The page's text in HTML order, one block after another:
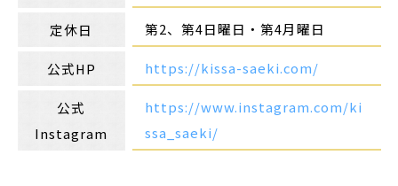
定休日 第2、第4日曜日・第4月曜日
公式HP https://kissa-saeki.com/
公式
Instagram
https://www.instagram.com/ki
ssa_saeki/